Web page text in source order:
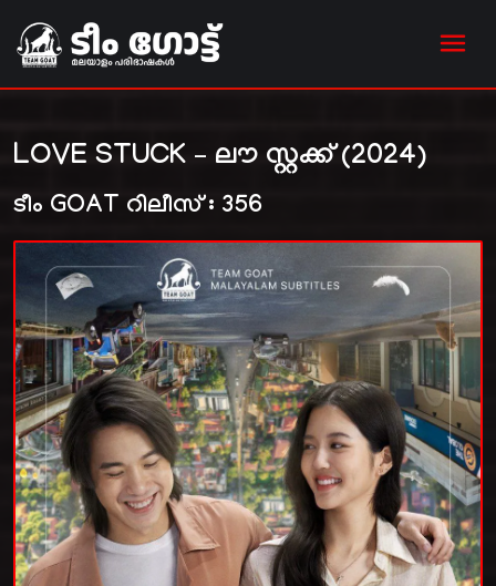
LOVE STUCK – ലൗ സ്റ്റക്ക് (2024)
ടീം GOAT റിലീസ് : 356